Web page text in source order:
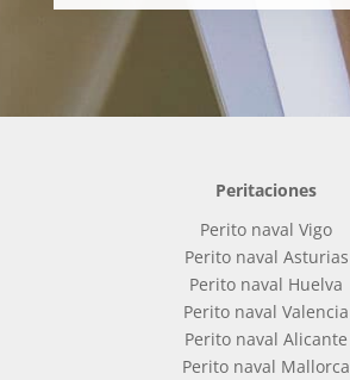
Peritaciones
Perito naval Vigo
Perito naval Asturias
Perito naval Huelva
Perito naval Valencia
Perito naval Alicante
Perito naval Mallorca